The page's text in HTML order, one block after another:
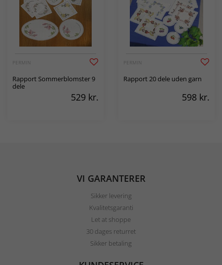
PERMIN
Rapport Sommerblomster 9
dele
529 kr.
PERMIN
Rapport 20 dele uden garn
598 kr.
VI GARANTERER
Sikker levering
Kvalitetsgaranti
Let at shoppe
30 dages returret
Sikker betaling